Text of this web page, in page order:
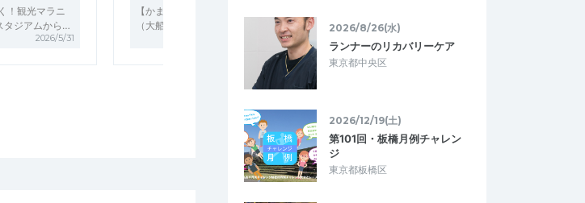
！観光マラニ
ジアムから…
2026/5/31
【かまくＲＵＮ】鎌倉トレイルツアー
（大船初級コース）１５ｋ
2026/5/10
（大船鎌倉ラウンドコース）２３ｋ
2026/8/26(水)
ランナーのリカバリーケア
東京都中央区
2026/12/19(土)
第101回・板橋月例チャレン
ジ
東京都板橋区